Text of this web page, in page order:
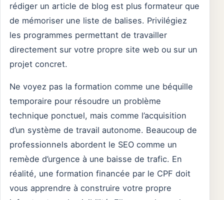
rédiger un article de blog est plus formateur que
de mémoriser une liste de balises. Privilégiez
les programmes permettant de travailler
directement sur votre propre site web ou sur un
projet concret.
Ne voyez pas la formation comme une béquille
temporaire pour résoudre un problème
technique ponctuel, mais comme l’acquisition
d’un système de travail autonome. Beaucoup de
professionnels abordent le SEO comme un
remède d’urgence à une baisse de trafic. En
réalité, une formation financée par le CPF doit
vous apprendre à construire votre propre